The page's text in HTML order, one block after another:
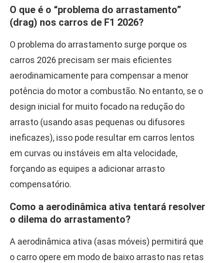
O que é o “problema do arrastamento”
(drag) nos carros de F1 2026?
O problema do arrastamento surge porque os
carros 2026 precisam ser mais eficientes
aerodinamicamente para compensar a menor
potência do motor a combustão. No entanto, se o
design inicial for muito focado na redução do
arrasto (usando asas pequenas ou difusores
ineficazes), isso pode resultar em carros lentos
em curvas ou instáveis em alta velocidade,
forçando as equipes a adicionar arrasto
compensatório.
Como a aerodinâmica ativa tentará resolver
o dilema do arrastamento?
A aerodinâmica ativa (asas móveis) permitirá que
o carro opere em modo de baixo arrasto nas retas